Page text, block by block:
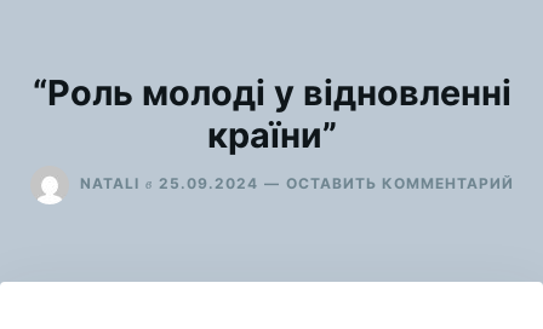
“Роль молоді у відновленні
країни”
NATALI в 25.09.2024 ОСТАВИТЬ КОММЕНТАРИЙ